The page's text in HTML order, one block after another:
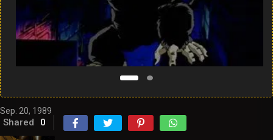
Sep. 20, 1989
Shared 0